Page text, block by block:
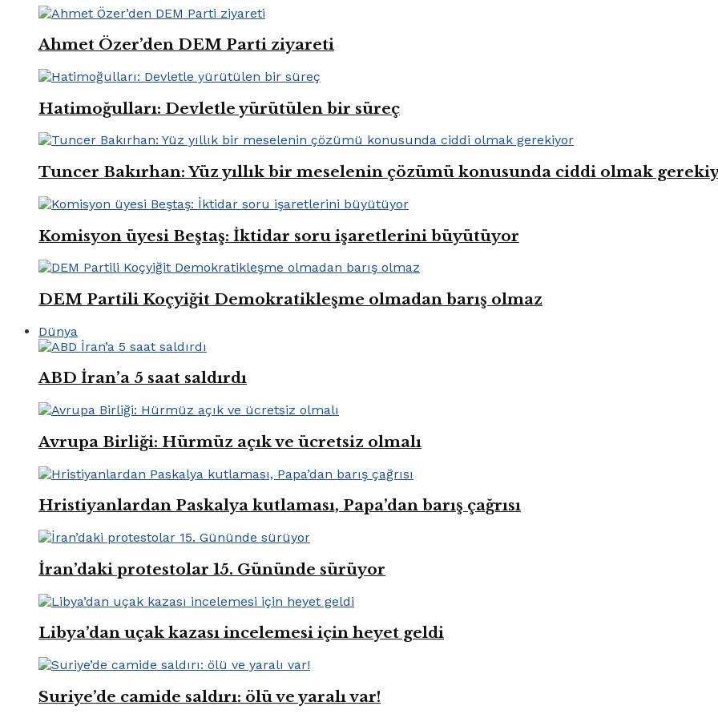
Ahmet Özer’den DEM Parti ziyareti
Hatimoğulları: Devletle yürütülen bir süreç
Tuncer Bakırhan: Yüz yıllık bir meselenin çözümü konusunda ciddi olmak
Komisyon üyesi Beştaş: İktidar soru işaretlerini büyütüyor
DEM Partili Koçyiğit Demokratikleşme olmadan barış olmaz
Dünya
ABD İran’a 5 saat saldırdı
Avrupa Birliği: Hürmüz açık ve ücretsiz olmalı
Hristiyanlardan Paskalya kutlaması, Papa’dan barış çağrısı
İran’daki protestolar 15. Gününde sürüyor
Libya’dan uçak kazası incelemesi için heyet geldi
Suriye’de camide saldırı: ölü ve yaralı var!